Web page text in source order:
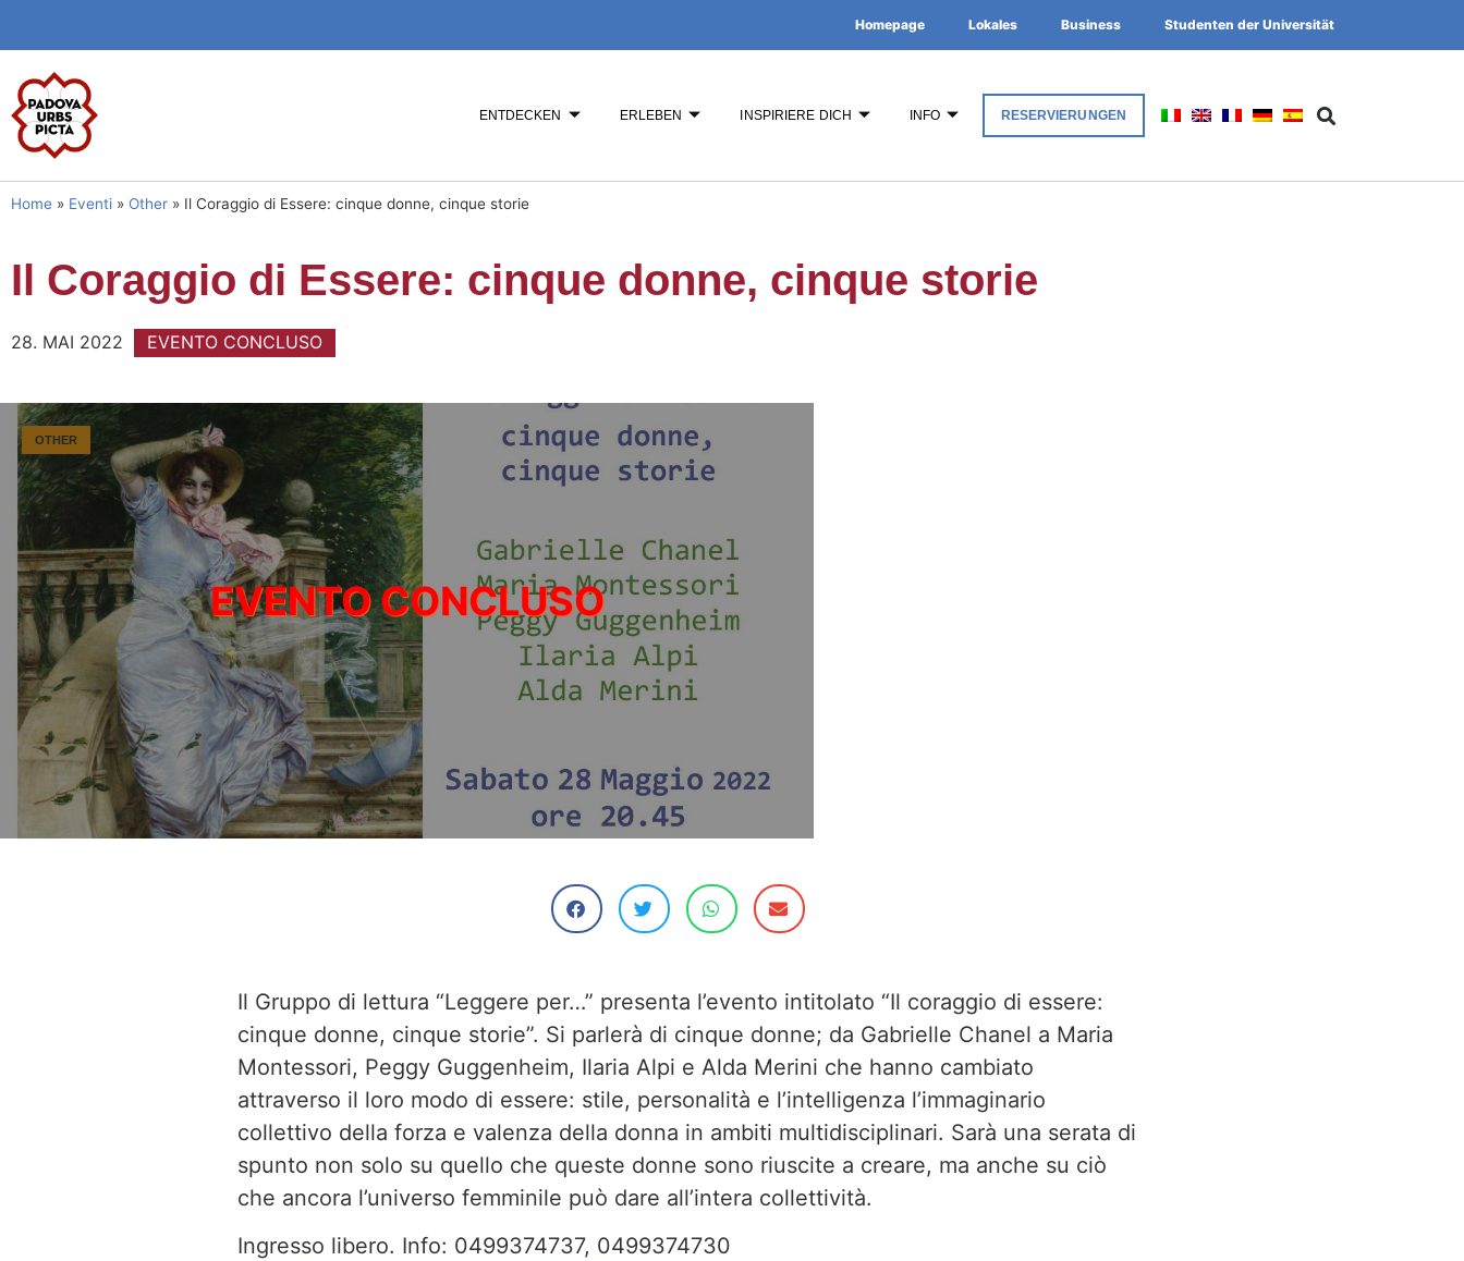
Homepage Lokales Business Studenten der Universität
ENTDECKEN ERLEBEN INSPIRIERE DICH INFO RESERVIERUNGEN
Home » Eventi » Other » Il Coraggio di Essere: cinque donne, cinque storie
Il Coraggio di Essere: cinque donne, cinque storie
28. MAI 2022 EVENTO CONCLUSO
OTHER
Il Gruppo di lettura “Leggere per…” presenta l’evento intitolato “Il coraggio di essere:
cinque donne, cinque storie”. Si parlerà di cinque donne; da Gabrielle Chanel a Maria
Montessori, Peggy Guggenheim, Ilaria Alpi e Alda Merini che hanno cambiato
attraverso il loro modo di essere: stile, personalità e l’intelligenza l’immaginario
collettivo della forza e valenza della donna in ambiti multidisciplinari. Sarà una serata di
spunto non solo su quello che queste donne sono riuscite a creare, ma anche su ciò
che ancora l’universo femminile può dare all’intera collettività.
Ingresso libero. Info: 0499374737, 0499374730